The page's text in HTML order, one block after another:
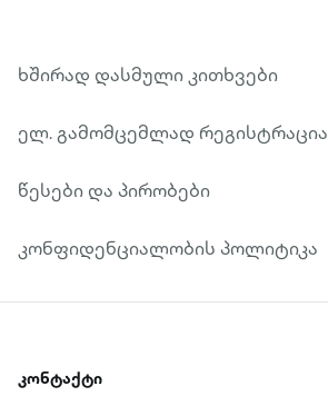
ხშირად დასმული კითხვები
ელ. გამომცემლად რეგისტრაცია
წესები და პირობები
კონფიდენციალობის პოლიტიკა
კონტაქტი